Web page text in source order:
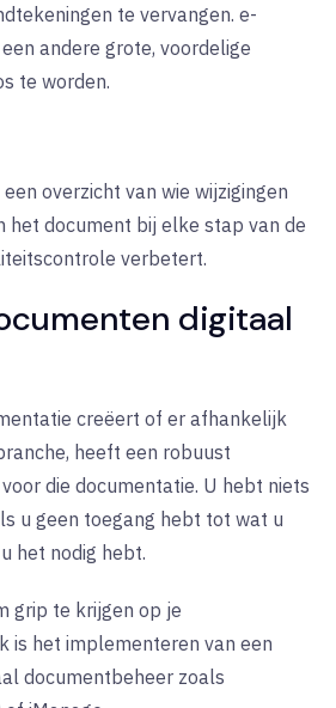
te vervangen. e-
andere grote, voordelige
te worden.
overzicht van wie wijzigingen
het document bij elke stap van de
verbetert.
digitaal
creëert of er afhankelijk
heeft een robuust
die documentatie. U hebt niets
u geen toegang hebt tot wat u
het nodig hebt.
grip te krijgen op je
is het implementeren van een
documentbeheer zoals